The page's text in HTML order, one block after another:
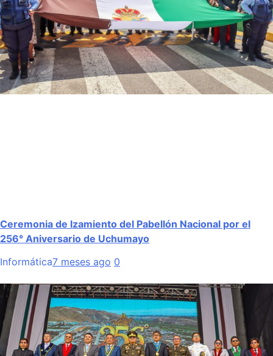
Ceremonia de Izamiento del Pabellón Nacional por el
256° Aniversario de Uchumayo
Informática7 meses ago 0